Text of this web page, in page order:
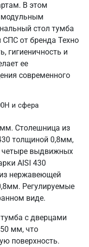
В этом
модульным
стол тумба
от бренда Техно
гигиеничность и
ее
современного
и сфера
Столешница из
толщиной 0,8мм,
выдвижных
AISI 430
нержавеющей
Регулируемые
виде.
с дверцами
мм, что
поверхность.